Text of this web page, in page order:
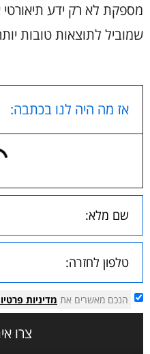
מספקת לא רק ידע תיאורטי
שמוביל לתוצאות טובות
אז מה היה לנו בכתבה:
הנכם מאשרים את מדיניות
צרו